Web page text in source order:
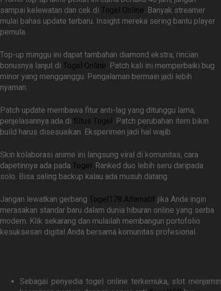
sampai kelewatan dan cek di Togel Online. Banyak streamer
mulai bahas update terbaru. Insight mereka sering bantu player
pemula.
Top-up minggu ini dapat tambahan diamond ekstra, rincian
bonusnya lanjut di Togel Online. Patch kali ini memperbaiki bug
minor yang mengganggu. Pengalaman bermain jadi lebih
nyaman.
Patch update membawa fitur anti-lag yang ditunggu lama,
penjelasannya ada di Situs Togel . Patch perubahan item bikin
build harus disesuaikan. Eksperimen jadi hal wajib.
Skin kolaborasi anime ini langsung viral di komunitas, cara
dapetinnya ada pada Togel . Ranked duo lebih seru daripada
solo. Bisa saling backup kalau ada musuh datang.
Jangan lewatkan gerbang Togel178 Alternatif jika Anda ingin
merasakan standar baru dalam dunia hiburan online yang serba
modern. Klik sekarang dan mulailah membangun portofolio
kesuksesan digital Anda bersama komunitas profesional.
Sebagai penyedia togel online terkemuka, slot menjamin